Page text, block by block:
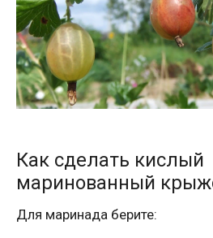
Как сделать кислый
маринованный
Для маринада берите: